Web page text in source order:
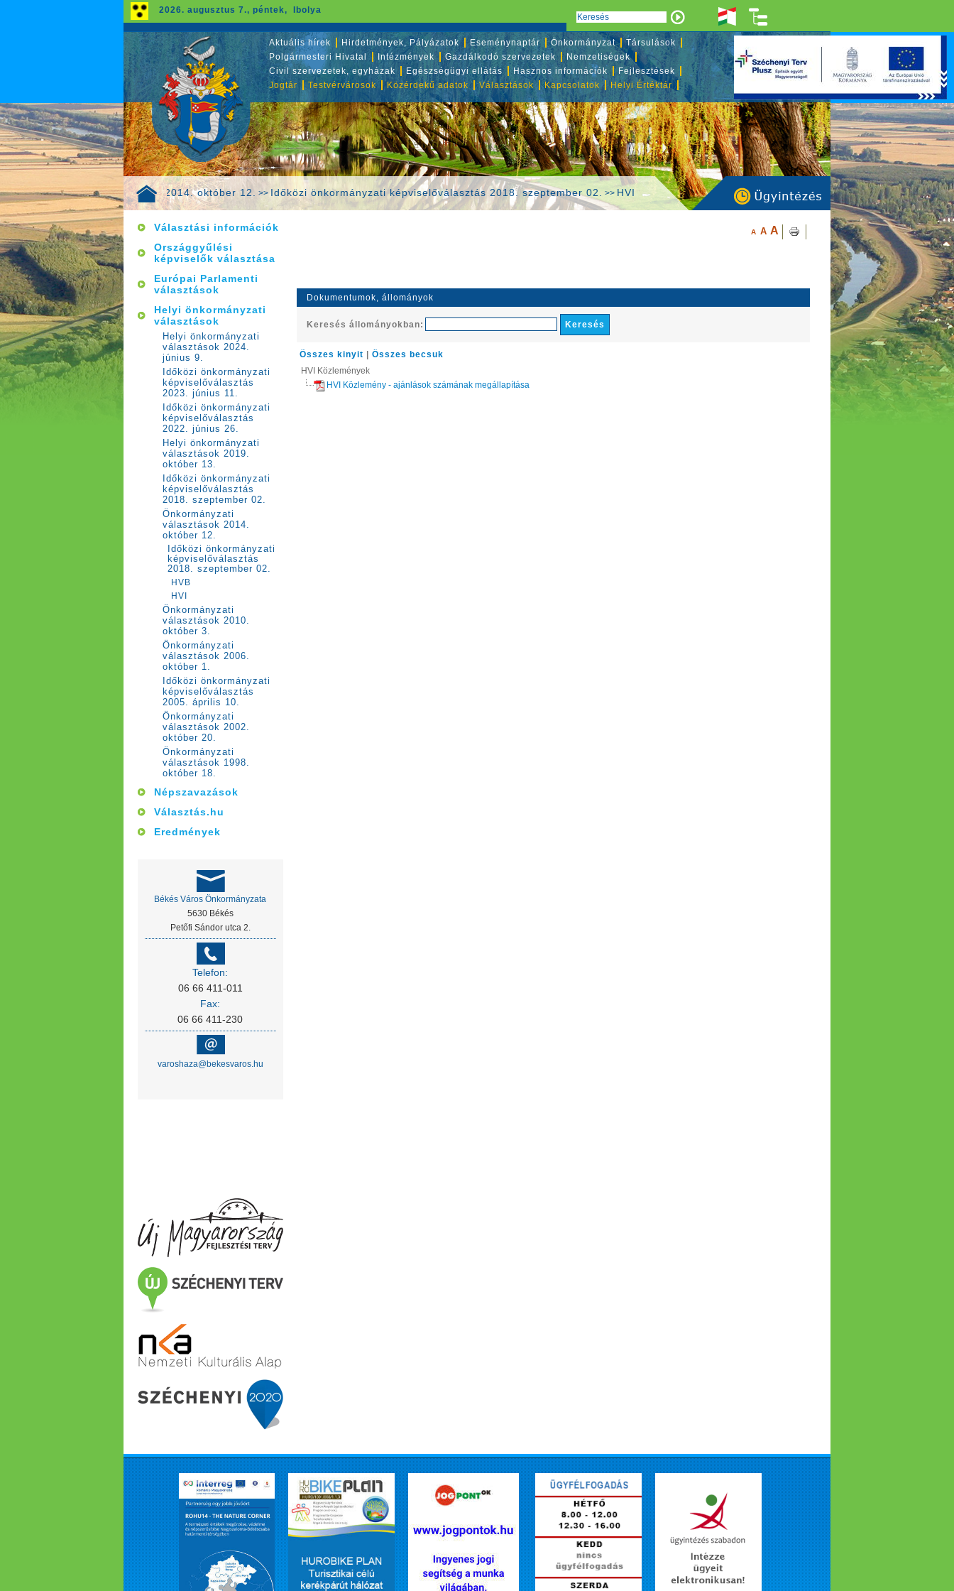
>>Önkormányzati választások 2014. október 12. >> Időközi önkormányzati képviselőválasztás 2018. szeptember 02. >> HVI
2026. augusztus 7., péntek, Ibolya
Aktuális hírek Hirdetmények, Pályázatok Eseménynaptár Önkormányzat
Társulások
Polgármesteri Hivatal
Intézmények Gazdálkodó szervezetek
Nemzetiségek
Civil szervezetek, egyházak
Egészségügyi ellátás Hasznos információk
Fejlesztések
Jogtár
Testvérvárosok Közérdekű adatok Választások Kapcsolatok Helyi Értéktár
Választási információk
Országgyűlési
képviselők választása
Európai Parlamenti
választások
Helyi önkormányzati
választások
Helyi önkormányzati
választások 2024.
június 9.
Időközi önkormányzati
képviselőválasztás
2023. június 11.
Időközi önkormányzati
képviselőválasztás
2022. június 26.
Helyi önkormányzati
választások 2019.
október 13.
Időközi önkormányzati
képviselőválasztás
2018. szeptember 02.
Önkormányzati
választások 2014.
október 12.
Időközi önkormányzati
képviselőválasztás
2018. szeptember 02.
HVB
HVI
Önkormányzati
választások 2010.
október 3.
Önkormányzati
választások 2006.
október 1.
Időközi önkormányzati
képviselőválasztás
2005. április 10.
Önkormányzati
választások 2002.
október 20.
Önkormányzati
választások 1998.
október 18.
Népszavazások
Választás.hu
Eredmények
Békés Város Önkormányzata
5630 Békés
Petőfi Sándor utca 2.
Telefon:
06 66 411-011
Fax:
06 66 411-230
varoshaza@bekesvaros.hu
A A A
Dokumentumok, állományok
Keresés állományokban:
Összes kinyit |Összes becsuk
HVI Közlemények
HVI Közlemény - ajánlások számának megállapítása